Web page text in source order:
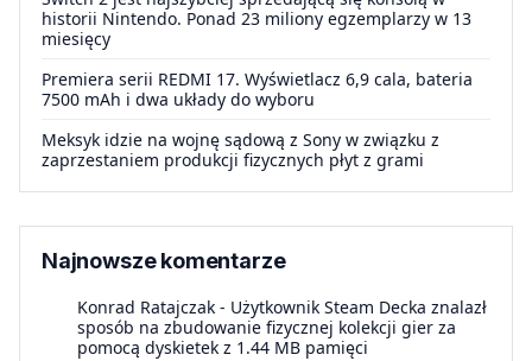
historii Nintendo. Ponad 23 miliony egzemplarzy w 13
miesięcy
Premiera serii REDMI 17. Wyświetlacz 6,9 cala, bateria
7500 mAh i dwa układy do wyboru
Meksyk idzie na wojnę sądową z Sony w związku z
zaprzestaniem produkcji fizycznych płyt z grami
Najnowsze komentarze
Konrad Ratajczak - Użytkownik Steam Decka znalazł
sposób na zbudowanie fizycznej kolekcji gier za
pomocą dyskietek z 1.44 MB pamięci